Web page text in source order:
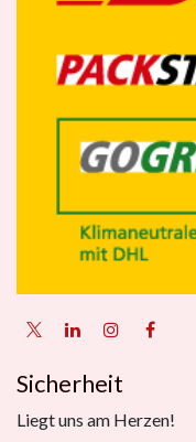
Sicherheit
Liegt uns am Herzen!